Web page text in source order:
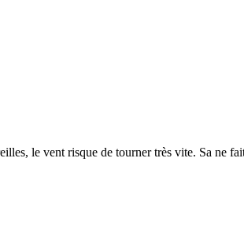
le vent risque de tourner très vite. Sa ne